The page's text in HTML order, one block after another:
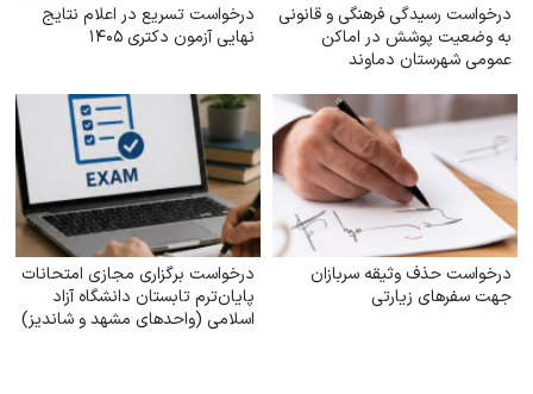
درخواست رسیدگی فرهنگی و قانونی
به وضعیت پوشش در اماکن
عمومی شهرستان دماوند
درخواست تسریع در اعلام نتایج
نهایی آزمون دکتری ۱۴۰۵
درخواست حذف وثیقه سربازان
جهت سفرهای زیارتی
درخواست برگزاری مجازی امتحانات
پایان‌ترم تابستان دانشگاه آزاد
اسلامی (واحدهای مشهد و شاندیز)